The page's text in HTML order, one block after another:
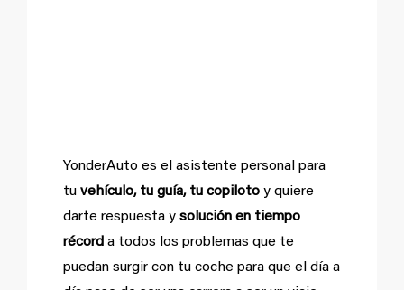
YonderAuto es el asistente personal para
tu vehículo, tu guía, tu copiloto y quiere
darte respuesta y solución en tiempo
récord a todos los problemas que te
puedan surgir con tu coche para que el día a